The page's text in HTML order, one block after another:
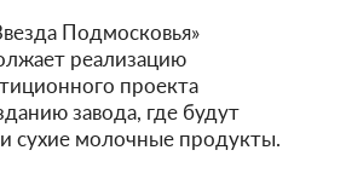
Подмосковья»
реализацию
проекта
завода, где будут
сухие молочные продукты.